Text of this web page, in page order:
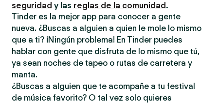
seguridad y las reglas de la comunidad .
Tinder es la mejor app para conocer a gente
nueva. ¿Buscas a alguien a quien le mole lo mismo
que a ti? ¡Ningún problema! En Tinder puedes
hablar con gente que disfruta de lo mismo que tú,
ya sean noches de tapeo o rutas de carretera y
manta.
¿Buscas a alguien que te acompañe a tu festival
de música favorito? O tal vez solo quieres